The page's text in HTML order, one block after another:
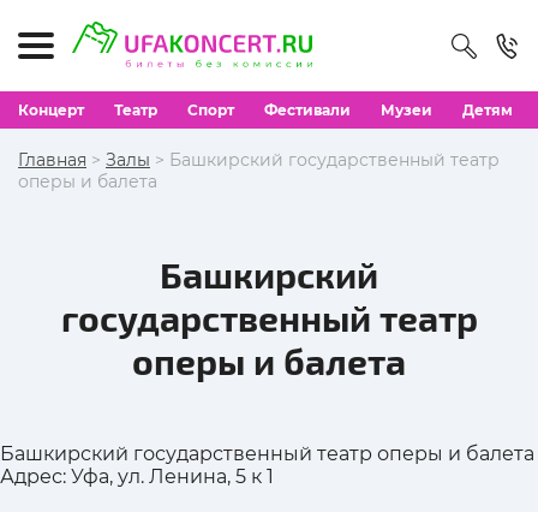
Концерт Театр Спорт Фестивали Музеи Детям
Главная > Залы > Башкирский государственный театр
оперы и балета
Башкирский
государственный театр
оперы и балета
Башкирский государственный театр оперы и балета
Адрес: Уфа, ул. Ленина, 5 к 1